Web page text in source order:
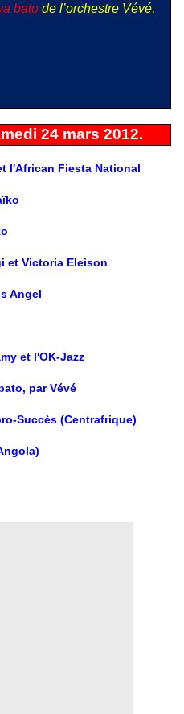
batode l’orchestre Vévé,
24 mars 2012.
l'African Fiesta National
et Victoria Eleison
Angel
et l'OK-Jazz
par Vévé
Succès (Centrafrique)